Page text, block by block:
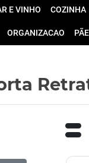
E VINHO COZINHA
ORGANIZACAO